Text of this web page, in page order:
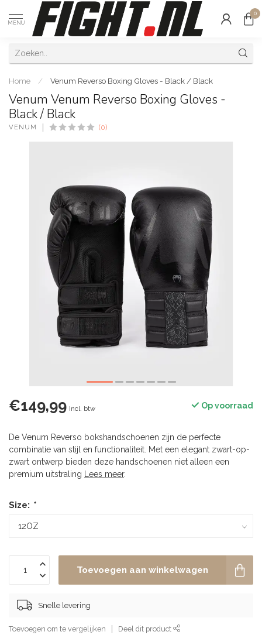
MENU
0
Home / Venum Reverso Boxing Gloves - Black / Black
Venum Venum Reverso Boxing Gloves -
Black / Black
VENUM (0)
€149,99 Incl. btw Op voorraad
De Venum Reverso bokshandschoenen zijn de perfecte
combinatie van stijl en functionaliteit. Met een elegant zwart-op-
zwart ontwerp bieden deze handschoenen niet alleen een
premium uitstraling
Lees meer.
Size: *
Toevoegen aan winkelwagen
Snelle levering
Toevoegen om te vergelijken Deel dit product